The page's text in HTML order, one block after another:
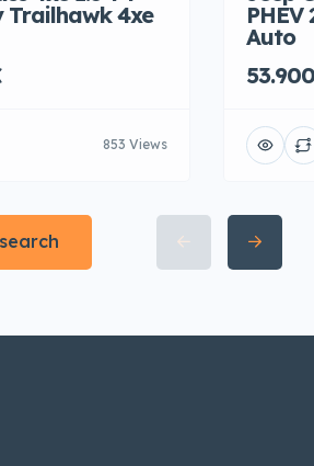
Trailhawk 4xe
853 Views
Auto